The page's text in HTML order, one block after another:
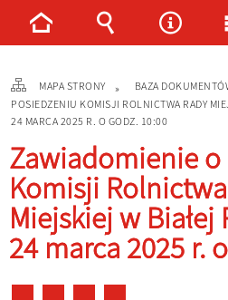
MAPA STRONY BAZA
POSIEDZENIU KOMISJI ROLNICTWA RADY
24 MARCA 2025 R. O GODZ. 10:00
Zawiadomienie
Komisji
Miejskiej w
24 marca 2025 r.
Strona
główna
Wyszukiwarka